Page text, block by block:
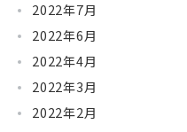
2022年7月
2022年6月
2022年4月
2022年3月
2022年2月